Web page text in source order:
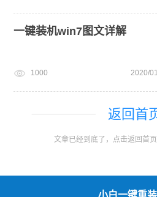
一键装机win7图文详解
1000 2020/
返回首
文章已经到底了，点击返回首页